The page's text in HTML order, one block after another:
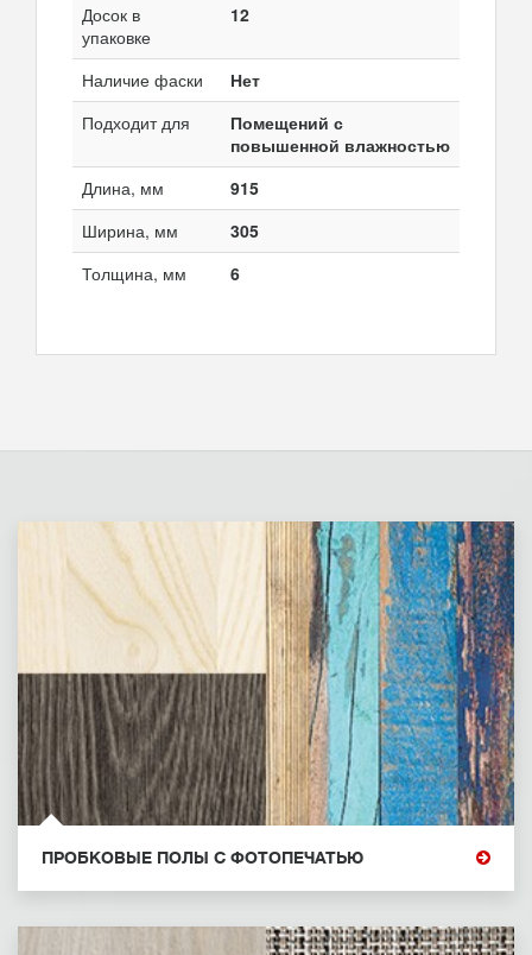
Досок в
упаковке
12
Наличие фаски
Нет
Подходит для
Помещений с
повышенной влажностью
Длина, мм
915
Ширина, мм
305
Толщина, мм
6
ПРОБКОВЫЕ ПОЛЫ С ФОТОПЕЧАТЬЮ